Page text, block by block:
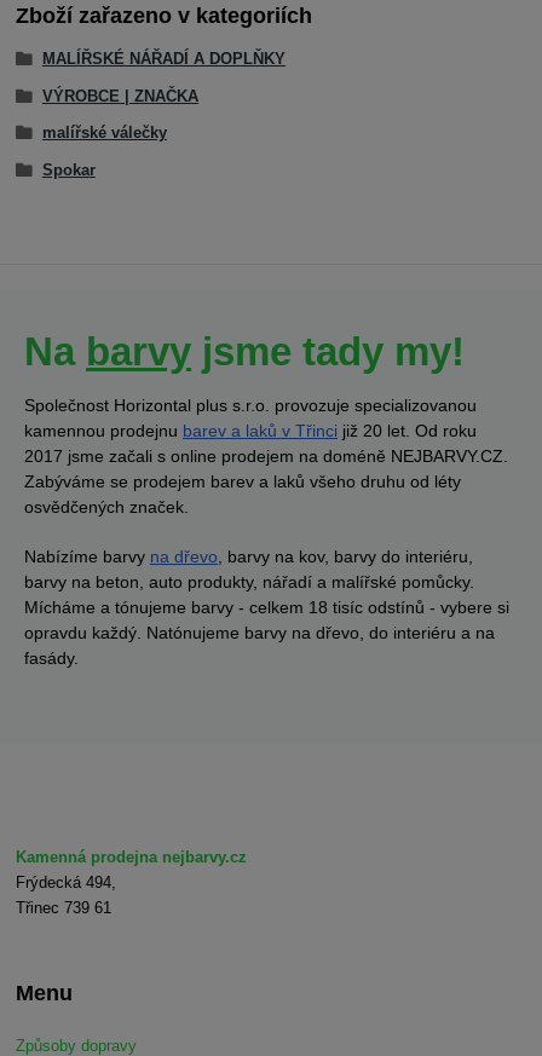
Zboží zařazeno v kategoriích
MALÍŘSKÉ NÁŘADÍ A DOPLŇKY
VÝROBCE | ZNAČKA
malířské válečky
Spokar
Na barvy jsme tady my!
Společnost Horizontal plus s.r.o. provozuje specializovanou
kamennou prodejnu barev a laků v Třinci již 20 let. Od roku
2017 jsme začali s online prodejem na doméně NEJBARVY.CZ.
Zabýváme se prodejem barev a laků všeho druhu od léty
osvědčených značek.
Nabízíme barvy na dřevo , barvy na kov, barvy do interiéru,
barvy na beton, auto produkty, nářadí a malířské pomůcky.
Mícháme a tónujeme barvy - celkem 18 tisíc odstínů - vybere si
opravdu každý. Natónujeme barvy na dřevo, do interiéru a na
fasády.
Kamenná prodejna nejbarvy.cz
Frýdecká 494,
Třinec 739 61
Menu
Způsoby dopravy